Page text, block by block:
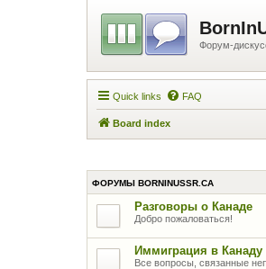
Форум-
Quick links FAQ
Board index
ФОРУМЫ BORNINUSSR.CA
Разговоры о Канаде
Добро пожаловаться!
Иммиграция в Канаду
Все вопросы, связанные